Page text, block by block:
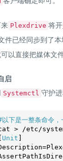
Plexdrive 将
件已经同步到了
以直接把媒体文
启
Systemctl 守护
以下是一整条命令，
> /etc/
Unit